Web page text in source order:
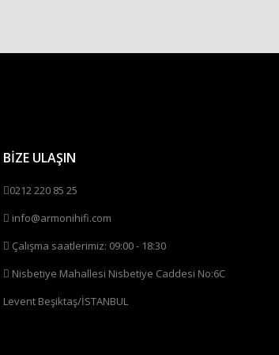
BİZE ULAŞIN
0212 220 85 25
info@armonihifi.com
Çalışma saatlerimiz: 09:00 - 18:30
Nisbetiye Mahallesi Nisbetiye Caddesi No:6C
Levent Beşiktaş/İSTANBUL